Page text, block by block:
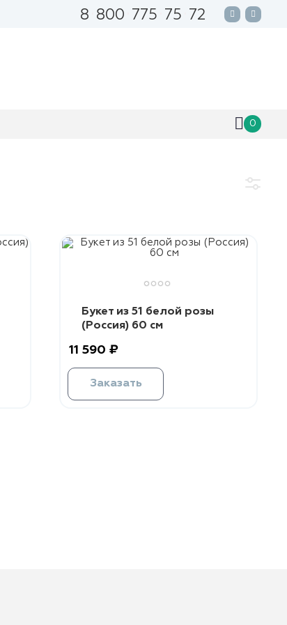
8 800 775 75 72
0
Букет из 51 белой розы
(Россия) 60 см
11 590 ₽
Заказать